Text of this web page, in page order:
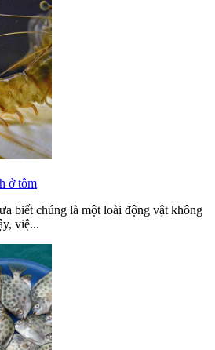
ở tôm
biết chúng là một loài động vật không
việ...